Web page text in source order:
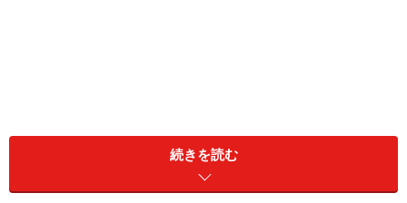
続きを読む